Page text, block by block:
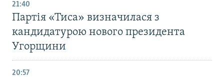
21:40
Партія «Тиса» визначилася з
кандидатурою нового президента
Угорщини
20:57